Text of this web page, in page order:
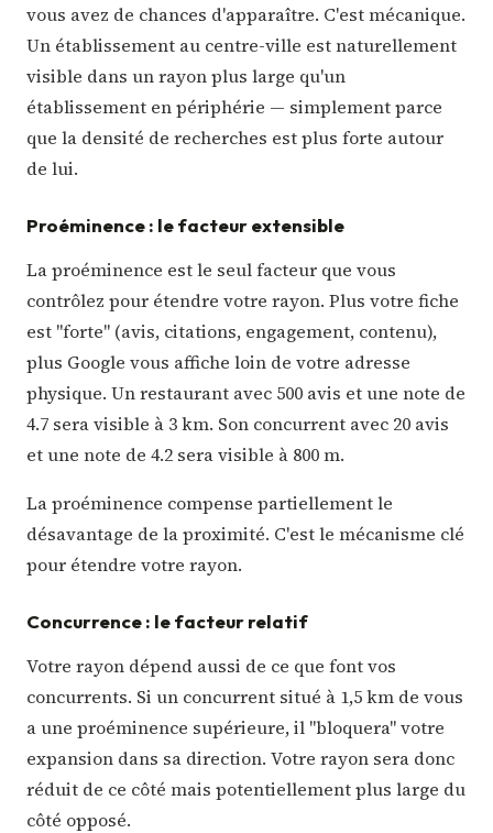
vous avez de chances d'apparaître. C'est mécanique.
Un établissement au centre-ville est naturellement
visible dans un rayon plus large qu'un
établissement en périphérie — simplement parce
que la densité de recherches est plus forte autour
de lui.
Proéminence : le facteur extensible
La proéminence est le seul facteur que vous
contrôlez pour étendre votre rayon. Plus votre fiche
est "forte" (avis, citations, engagement, contenu),
plus Google vous affiche loin de votre adresse
physique. Un restaurant avec 500 avis et une note de
4.7 sera visible à 3 km. Son concurrent avec 20 avis
et une note de 4.2 sera visible à 800 m.
La proéminence compense partiellement le
désavantage de la proximité. C'est le mécanisme clé
pour étendre votre rayon.
Concurrence : le facteur relatif
Votre rayon dépend aussi de ce que font vos
concurrents. Si un concurrent situé à 1,5 km de vous
a une proéminence supérieure, il "bloquera" votre
expansion dans sa direction. Votre rayon sera donc
réduit de ce côté mais potentiellement plus large du
côté opposé.